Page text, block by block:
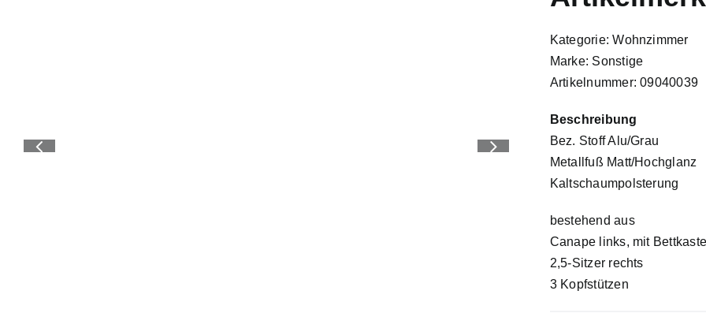
Kategorie: Wohnzimmer
Marke: Sonstige
Artikelnummer: 09040039
Beschreibung
Bez. Stoff Alu/Grau
Metallfuß Matt/Hochglanz
Kaltschaumpolsterung
bestehend aus
Canape links, mit
2,5-Sitzer rechts
3 Kopfstützen